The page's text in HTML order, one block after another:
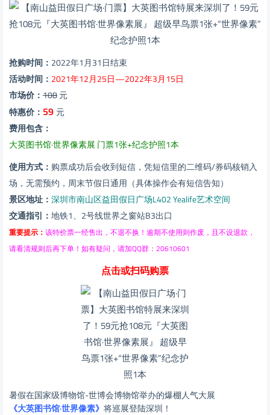
抢购时间： 2022年1月31日结束
活动时间： 2021年12月25日—2022年3月15日
市场价： 108元
特惠价： 59 元
费用包含：
大英图书馆·世界像素展 门票1张+纪念护照1本
使用方式： 购票成功后会收到短信，凭短信里的二维码/券码核销入
场，无需预约，周末节假日通用（具体操作会有短信告知）
景区地址： 深圳市南山区益田假日广场L402 Yealife艺术空间
交通指引： 地铁1、2号线世界之窗站B3出口
重要提示： 该特价票一经售出，不退不换！逾期不使用则作废，且不设退款，
请看清规则后再下单！如有疑问，请加QQ群：20610601
点击或扫码购票
暑假在国家级博物馆-世博会博物馆举办的爆棚人气大展
《大英图书馆·世界像素》 将巡展登陆深圳！